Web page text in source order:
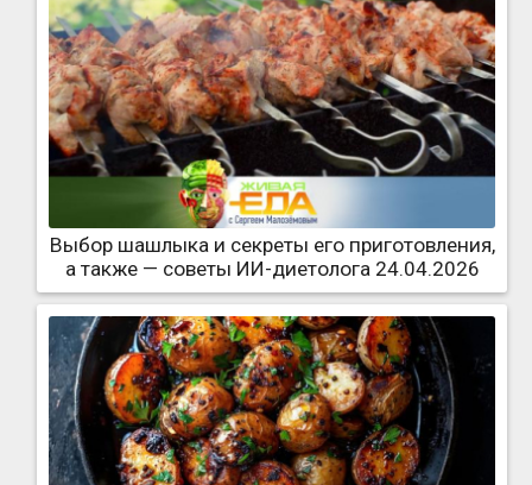
Выбор шашлыка и секреты его приготовления,
а также — советы ИИ-диетолога 24.04.2026